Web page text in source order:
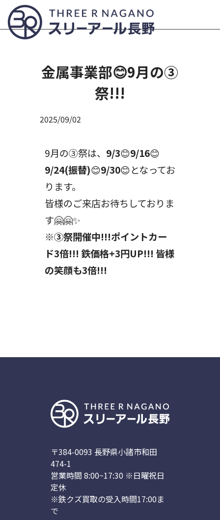
Submit
金属事業部😊9月の③
祭!!!
2025/09/02
9月の③祭は、 9/3😊9/16😊
9/24(振替)😊9/30😊となってお
ります。
皆様のご来店お待ちしておりま
す🤗🤗✨
※③祭開催中!!!ポイントカー
ド3倍!!! 鉄価格+3円UP!!! 皆様
の笑顔も3倍!!!
〒384-0093 長野県小諸市和田
474-1
営業時間 8:00~17:30 ※日曜祝日
定休
※鉄クズ買取の受入時間17:00ま
で